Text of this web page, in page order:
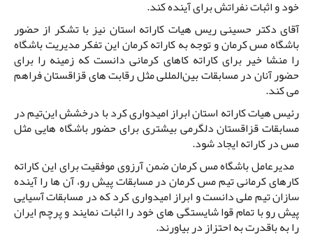
خود و اثبات نفراتش برای آینده کند.
آقای دکتر حسینی ریس هیات کاراته استان نیز با تشکر از حضور
باشگاه مس کرمان و توجه به کاراته کرمان این تفکر مدیریت باشگاه
را منشا خیر برای کاراته کاهای کرمانی دانست که زمینه را برای
حضور آنان در مسابقات بین‌المللی مثل رقابت های قزاقستان فراهم
می کند.
رئیس هیات کاراته استان ابراز امیدواری کرد با درخشش این‌تیم در
مسابقات قزاقستان دلگرمی بیشتری برای حضور باشگاه هایی مثل
مس در کاراته ایجاد شود.
مدیرعامل باشگاه مس کرمان ضمن آرزوی موفقیت برای این کاراته
کارهای کرمانی تیم مس کرمان در مسابقات پیش رو، آن ها را آینده
سازان تیم ملی دانست و ابراز امیدواری کرد که در مسابقات آسیایی
پیش رو با تمام قوا شایستگی های خود را اثبات نمایند و پرچم ایران
را به باقدرت به احتزاز در بیاورند.